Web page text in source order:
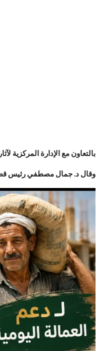
بالتعاون مع الإدارة المركزية
وقال د. جمال مصطفي رئيس قطاع